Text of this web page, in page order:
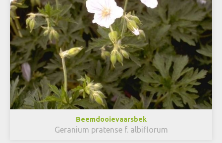
Beemdooievaarsbek
Geranium pratense f. albiflorum